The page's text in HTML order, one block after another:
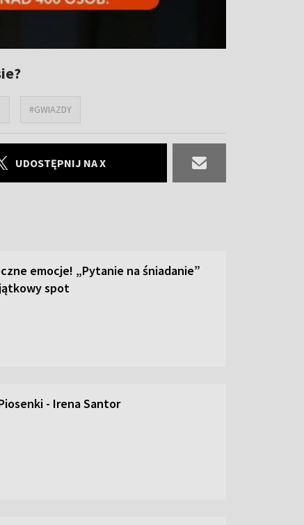
#GWIAZDY
UDOSTĘPNIJ NA X
emocje! „Pytanie na śniadanie”
spot
- Irena Santor